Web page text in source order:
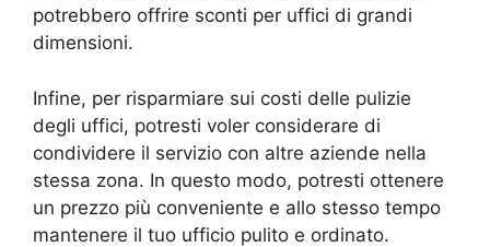
potrebbero offrire sconti per uffici di grandi
dimensioni.
Infine, per risparmiare sui costi delle pulizie
degli uffici, potresti voler considerare di
condividere il servizio con altre aziende nella
stessa zona. In questo modo, potresti ottenere
un prezzo più conveniente e allo stesso tempo
mantenere il tuo ufficio pulito e ordinato.